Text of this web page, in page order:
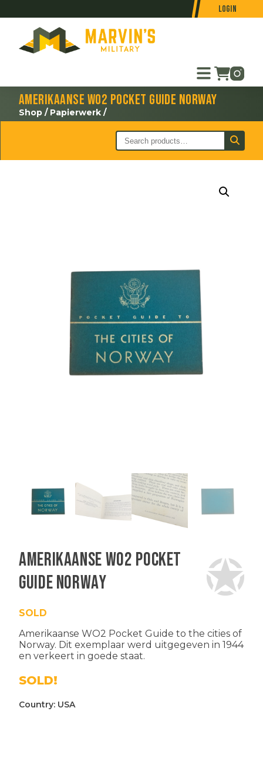
Login
Amerikaanse WO2 Pocket Guide Norway
Shop / Papierwerk /
Amerikaanse WO2 Pocket
Guide Norway
SOLD
Amerikaanse WO2 Pocket Guide to the cities of
Norway. Dit exemplaar werd uitgegeven in 1944
en verkeert in goede staat.
SOLD!
Country: USA